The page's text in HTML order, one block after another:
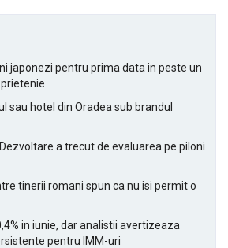
japonezi pentru prima data in peste un
sau hotel din Oradea sub brandul
a trecut de evaluarea pe piloni
tinerii romani spun ca nu isi permit o
in iunie, dar analistii avertizeaza
pentru IMM-uri